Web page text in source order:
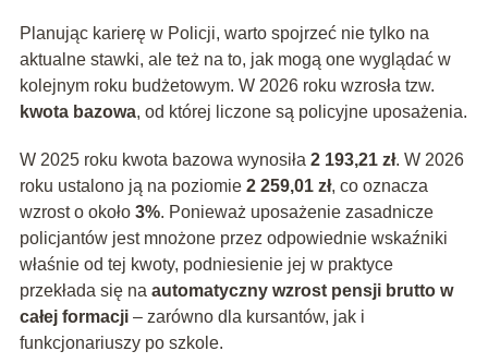
Planując karierę w Policji, warto spojrzeć nie tylko na
aktualne stawki, ale też na to, jak mogą one wyglądać w
kolejnym roku budżetowym. W 2026 roku wzrosła tzw.
kwota bazowa, od której liczone są policyjne uposażenia.
W 2025 roku kwota bazowa wynosiła 2 193,21 zł. W 2026
roku ustalono ją na poziomie 2 259,01 zł, co oznacza
wzrost o około 3%. Ponieważ uposażenie zasadnicze
policjantów jest mnożone przez odpowiednie wskaźniki
właśnie od tej kwoty, podniesienie jej w praktyce
przekłada się na automatyczny wzrost pensji brutto w
całej formacji– zarówno dla kursantów, jak i
funkcjonariuszy po szkole.